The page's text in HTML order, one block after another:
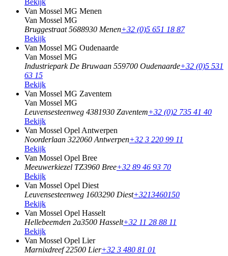
Bekijk
Van Mossel MG Menen
Van Mossel MG
Bruggestraat 5688930 Menen+32 (0)5 651 18 87
Bekijk
Van Mossel MG Oudenaarde
Van Mossel MG
Industriepark De Bruwaan 559700 Oudenaarde+32 (0)5 531
63 15
Bekijk
Van Mossel MG Zaventem
Van Mossel MG
Leuvensesteenweg 4381930 Zaventem+32 (0)2 735 41 40
Bekijk
Van Mossel Opel Antwerpen
Noorderlaan 322060 Antwerpen+32 3 220 99 11
Bekijk
Van Mossel Opel Bree
Meeuwerkiezel TZ3960 Bree+32 89 46 93 70
Bekijk
Van Mossel Opel Diest
Leuvensesteenweg 1603290 Diest+3213460150
Bekijk
Van Mossel Opel Hasselt
Hellebeemden 2a3500 Hasselt+32 11 28 88 11
Bekijk
Van Mossel Opel Lier
Marnixdreef 22500 Lier+32 3 480 81 01